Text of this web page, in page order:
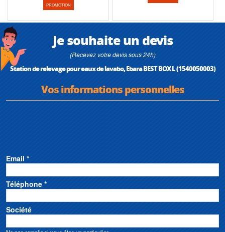
PROMOTION
Je souhaite un devis
(Recevez votre devis sous 24h)
Station de relevage pour eaux de lavabo, Ebara BEST BOX L (1540050003)
Vos informations personnelles
Email *
Téléphone *
Société